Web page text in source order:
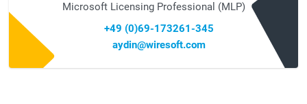
Microsoft Licensing Professional (MLP)
+49 (0)69-173261-345
aydin@wiresoft.com